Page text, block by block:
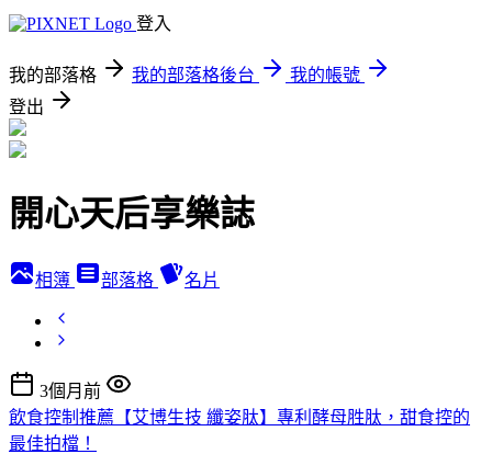
登入
我的部落格 我的部落格後台
我的帳號
登出
開心天后享樂誌
相簿 部落格 名片
3個月前
飲食控制推薦【艾博生技 纖姿肽】專利酵母胜肽，甜食控的
最佳拍檔！